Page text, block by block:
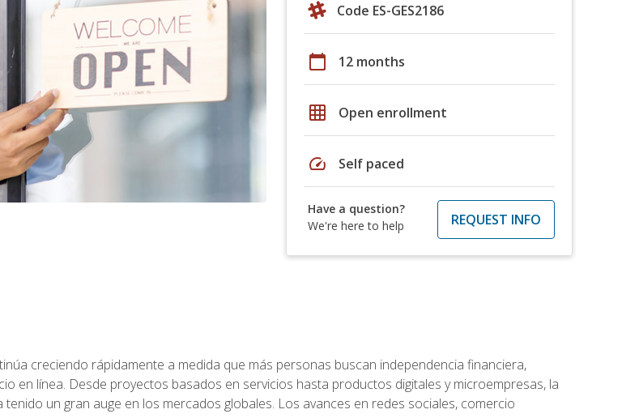
Code ES-GES2186
calendar_today 12 months
grid_on Open enrollment
speed Self paced
Have a question?
We're here to help
REQUEST INFO
creciendo rápidamente a medida que más personas buscan independencia financiera,
en línea. Desde proyectos basados en servicios hasta productos digitales y microempresas, la
un gran auge en los mercados globales. Los avances en redes sociales, comercio